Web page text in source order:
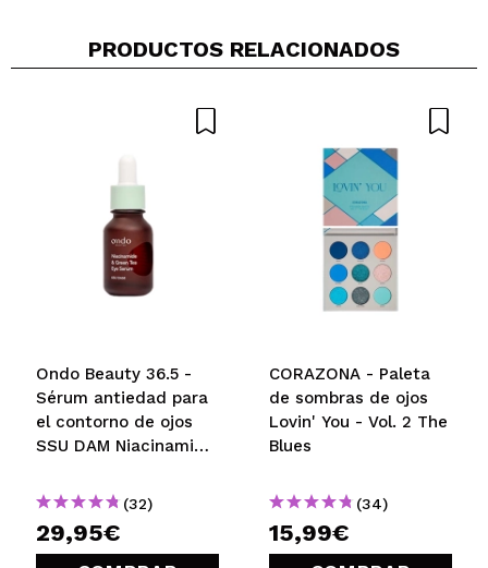
Tu vídeo podría ser el primero. Imagínatelo...
¿Recomendarías su compra?
PRODUCTOS RELACIONADOS
Ondo Beauty 36.5 -
Sérum antiedad para
el contorno de ojos
SSU DAM Niacinamide
(32)
29,95€
CORAZONA - Paleta
de sombras de ojos
Lovin' You - Vol. 2 The
Blues
(34)
15,99€